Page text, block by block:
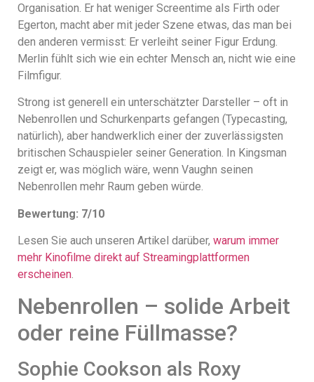
Organisation. Er hat weniger Screentime als Firth oder
Egerton, macht aber mit jeder Szene etwas, das man bei
den anderen vermisst: Er verleiht seiner Figur Erdung.
Merlin fühlt sich wie ein echter Mensch an, nicht wie eine
Filmfigur.
Strong ist generell ein unterschätzter Darsteller – oft in
Nebenrollen und Schurkenparts gefangen (Typecasting,
natürlich), aber handwerklich einer der zuverlässigsten
britischen Schauspieler seiner Generation. In Kingsman
zeigt er, was möglich wäre, wenn Vaughn seinen
Nebenrollen mehr Raum geben würde.
Bewertung: 7/10
Lesen Sie auch unseren Artikel darüber, warum immer
mehr Kinofilme direkt auf Streamingplattformen
erscheinen.
Nebenrollen – solide Arbeit
oder reine Füllmasse?
Sophie Cookson als Roxy